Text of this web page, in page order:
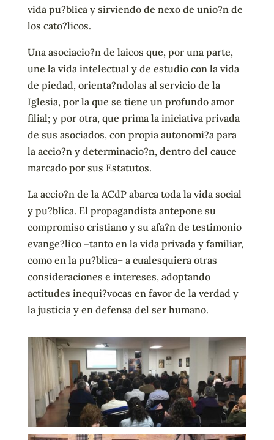
vida pu?blica y sirviendo de nexo de unio?n de
los cato?licos.
Una asociacio?n de laicos que, por una parte,
une la vida intelectual y de estudio con la vida
de piedad, orienta?ndolas al servicio de la
Iglesia, por la que se tiene un profundo amor
filial; y por otra, que prima la iniciativa privada
de sus asociados, con propia autonomi?a para
la accio?n y determinacio?n, dentro del cauce
marcado por sus Estatutos.
La accio?n de la ACdP abarca toda la vida social
y pu?blica. El propagandista antepone su
compromiso cristiano y su afa?n de testimonio
evange?lico –tanto en la vida privada y familiar,
como en la pu?blica– a cualesquiera otras
consideraciones e intereses, adoptando
actitudes inequi?vocas en favor de la verdad y
la justicia y en defensa del ser humano.